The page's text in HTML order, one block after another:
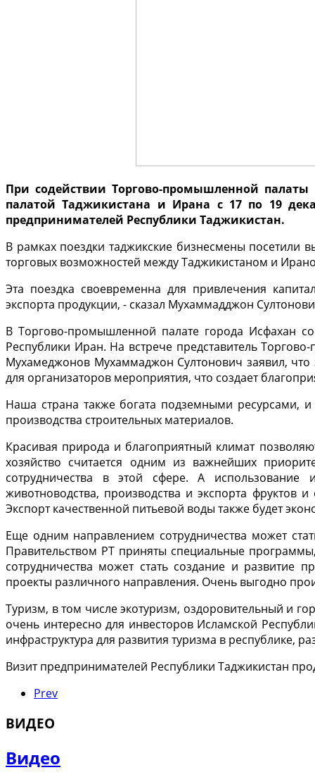
При содействии Торгово-промышленной
палатой Таджикистана и Ирана с 17 по 19
предпринимателей Республики Таджикистан.
В рамках поездки таджикские бизнесмены посетили
торговых возможностей между Таджикистаном и
Эта поездка своевременна для привлечения
экспорта продукции, - сказал Мухаммадджон
В Торгово-промышленной палате города Исфахан
Республики Иран. На встрече представитель
Мухамеджонов Мухаммаджон Султонович заявил, что
для организаторов мероприятия, что создает
Наша страна также богата подземными ресурсами,
производства строительных материалов.
Красивая природа и благоприятный климат
хозяйство считается одним из важнейших
сотрудничества в этой сфере. А
животноводства, производства и экспорта фруктов
Экспорт качественной питьевой воды также будет
Еще одним направлением сотрудничества может
Правительством РТ приняты специальные
сотрудничества может стать создание и
проекты различного направления. Очень выгодно
Туризм, в том числе экотуризм, оздоровительный и
очень интересно для инвесторов Исламской
инфраструктура для развития туризма в республике,
Визит предпринимателей Республики Таджикистан
Prev
ВИДЕО
Видео